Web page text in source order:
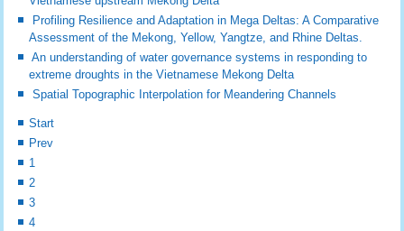
Profiling Resilience and Adaptation in Mega Deltas: A Comparative
Assessment of the Mekong, Yellow, Yangtze, and Rhine Deltas.
An understanding of water governance systems in responding to
extreme droughts in the Vietnamese Mekong Delta
Spatial Topographic Interpolation for Meandering Channels
Start
Prev
1
2
3
4